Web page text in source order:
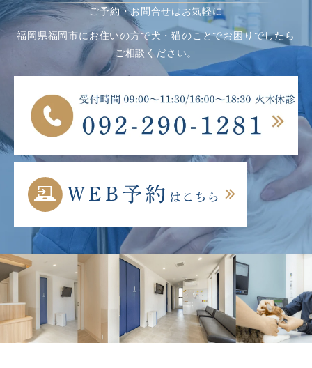
ご予約・お問合せはお気軽に
福岡県福岡市にお住いの方で犬・猫のことでお困りでしたら
ご相談ください。